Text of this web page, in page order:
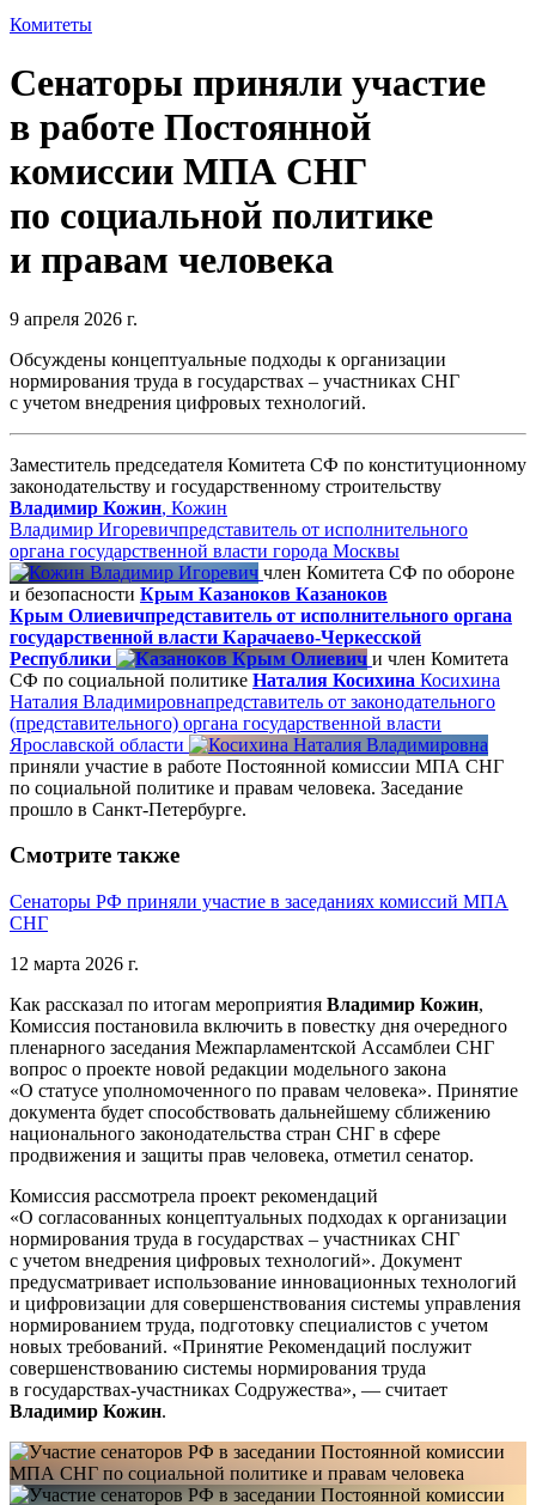
Комитеты
Сенаторы приняли участие
в работе Постоянной
комиссии МПА СНГ
по социальной политике
и правам человека
9 апреля 2026 г.
Обсуждены концептуальные подходы к организации
нормирования труда в государствах – участниках СНГ
с учетом внедрения цифровых технологий.
Заместитель председателя Комитета СФ по конституционному
законодательству и государственному строительству
Владимир Кожин, Кожин
Владимир Игоревичпредставитель от исполнительного
органа государственной власти города Москвы
член Комитета СФ по обороне
и безопасности Крым Казаноков Казаноков
Крым Олиевичпредставитель от исполнительного органа
государственной власти Карачаево-Черкесской
Республики
и член Комитета
СФ по социальной политике Наталия Косихина Косихина
Наталия Владимировнапредставитель от законодательного
(представительного) органа государственной власти
Ярославской области
приняли участие в работе Постоянной комиссии МПА СНГ
по социальной политике и правам человека. Заседание
прошло в Санкт-Петербурге.
Смотрите также
Сенаторы РФ приняли участие в заседаниях комиссий МПА
СНГ
12 марта 2026 г.
Как рассказал по итогам мероприятия Владимир Кожин,
Комиссия постановила включить в повестку дня очередного
пленарного заседания Межпарламентской Ассамблеи СНГ
вопрос о проекте новой редакции модельного закона
«О статусе уполномоченного по правам человека». Принятие
документа будет способствовать дальнейшему сближению
национального законодательства стран СНГ в сфере
продвижения и защиты прав человека, отметил сенатор.
Комиссия рассмотрела проект рекомендаций
«О согласованных концептуальных подходах к организации
нормирования труда в государствах – участниках СНГ
с учетом внедрения цифровых технологий». Документ
предусматривает использование инновационных технологий
и цифровизации для совершенствования системы управления
нормированием труда, подготовку специалистов с учетом
новых требований. «Принятие Рекомендаций послужит
совершенствованию системы нормирования труда
в государствах-участниках Содружества», — считает
Владимир Кожин.